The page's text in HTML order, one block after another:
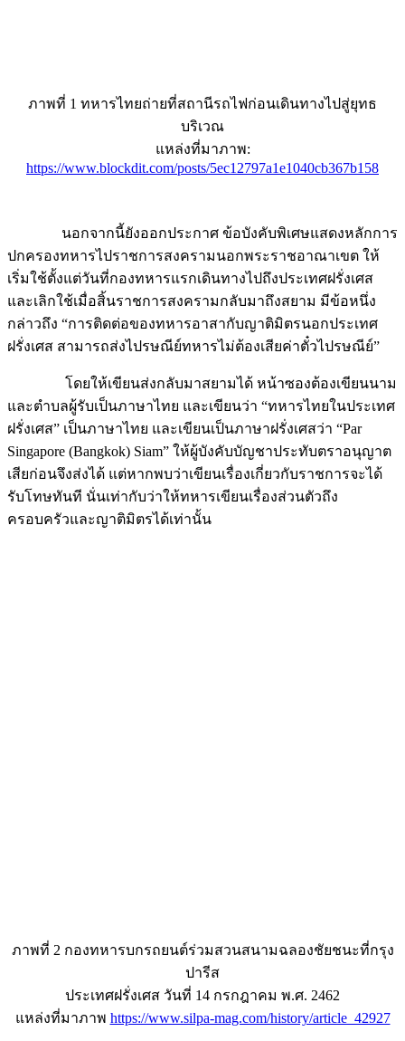
บริเวณ
แหล่งที่มาภาพ:
https://www.blockdit.com/posts/5ec12797a1e1040cb367b158
ปกครองทหารไปราชการสงครามนอกพระราชอาณาเขต ให้
เริ่มใช้ตั้งแต่วันที่กองทหารแรกเดินทางไปถึงประเทศฝรั่งเศส
และเลิกใช้เมื่อสิ้นราชการสงครามกลับมาถึงสยาม มีข้อหนึ่ง
กล่าวถึง “การติดต่อของทหารอาสากับญาติมิตรนอกประเทศ
ฝรั่งเศส สามารถส่งไปรษณีย์ทหารไม่ต้องเสียค่าตั๋วไปรษณีย์”
และตำบลผู้รับเป็นภาษาไทย และเขียนว่า “ทหารไทยในประเทศ
ฝรั่งเศส” เป็นภาษาไทย และเขียนเป็นภาษาฝรั่งเศสว่า “Par
Singapore (Bangkok) Siam” ให้ผู้บังคับบัญชาประทับตราอนุญาต
เสียก่อนจึงส่งได้ แต่หากพบว่าเขียนเรื่องเกี่ยวกับราชการจะได้
รับโทษทันที นั่นเท่ากับว่าให้ทหารเขียนเรื่องส่วนตัวถึง
ครอบครัวและญาติมิตรได้เท่านั้น
ปารีส
ประเทศฝรั่งเศส วันที่ 14 กรกฎาคม พ.ศ. 2462
แหล่งที่มาภาพhttps://www.silpa-mag.com/history/article_42927